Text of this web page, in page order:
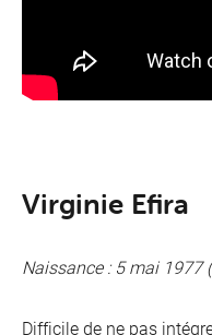
Virginie Efira
Naissance : 5 mai 1977
Difficile de ne pas